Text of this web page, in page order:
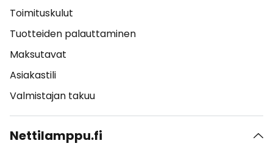
Toimituskulut
Tuotteiden palauttaminen
Maksutavat
Asiakastili
Valmistajan takuu
Nettilamppu.fi